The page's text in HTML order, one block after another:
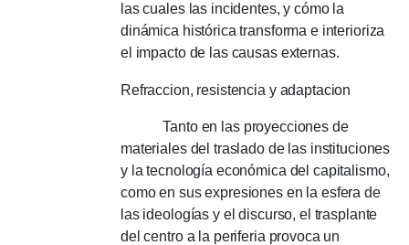
las cuales las incidentes, y cómo la
dinámica histórica transforma e interioriza
el impacto de las causas externas.
Refraccion, resistencia y adaptacion
Tanto en las proyecciones de
materiales del traslado de las instituciones
y la tecnología económica del capitalismo,
como en sus expresiones en la esfera de
las ideologías y el discurso, el trasplante
del centro a la periferia provoca un